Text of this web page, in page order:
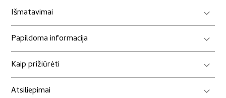
Išmatavimai
Papildoma informacija
Kaip prižiūrėti
Atsiliepimai